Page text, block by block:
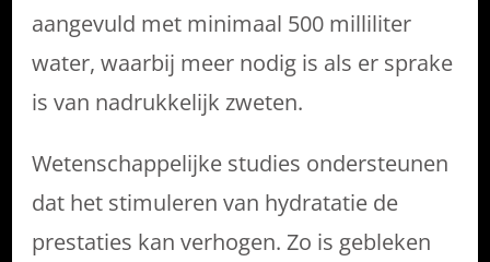
aangevuld met minimaal 500 milliliter
water, waarbij meer nodig is als er sprake
is van nadrukkelijk zweten.
Wetenschappelijke studies ondersteunen
dat het stimuleren van hydratatie de
prestaties kan verhogen. Zo is gebleken